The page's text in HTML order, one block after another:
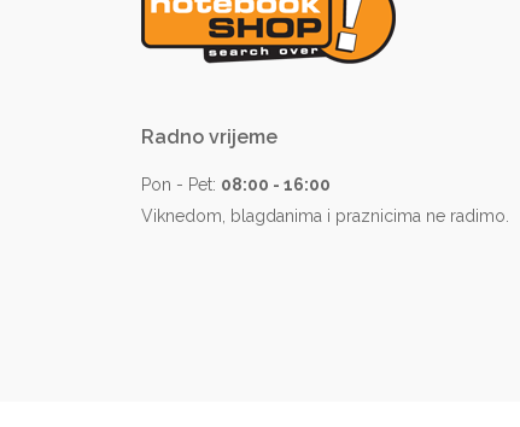
Radno vrijeme
Pon - Pet: 08:00 - 16:00
Viknedom, blagdanima i praznicima ne radimo.